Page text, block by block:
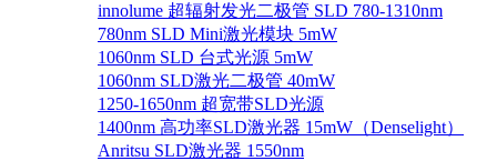
innolume 超辐射发光二极管 SLD 780-1310nm
780nm SLD Mini激光模块 5mW
1060nm SLD 台式光源 5mW
1060nm SLD激光二极管 40mW
1250-1650nm 超宽带SLD光源
1400nm 高功率SLD激光器 15mW（Denselight）
Anritsu SLD激光器 1550nm